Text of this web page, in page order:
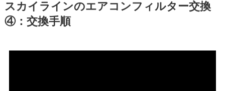
スカイラインのエアコンフィルター交換
④：交換手順